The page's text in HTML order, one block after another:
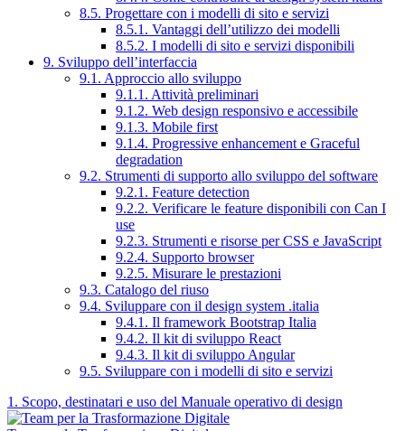
8.5. Progettare con i modelli di sito e servizi
8.5.1. Vantaggi dell’utilizzo dei modelli
8.5.2. I modelli di sito e servizi disponibili
9. Sviluppo dell’interfaccia
9.1. Approccio allo sviluppo
9.1.1. Attività preliminari
9.1.2. Web design responsivo e accessibile
9.1.3. Mobile first
9.1.4. Progressive enhancement e Graceful
degradation
9.2. Strumenti di supporto allo sviluppo del software
9.2.1. Feature detection
9.2.2. Verificare le feature disponibili con Can I
use
9.2.3. Strumenti e risorse per CSS e JavaScript
9.2.4. Supporto browser
9.2.5. Misurare le prestazioni
9.3. Catalogo del riuso
9.4. Sviluppare con il design system .italia
9.4.1. Il framework Bootstrap Italia
9.4.2. Il kit di sviluppo React
9.4.3. Il kit di sviluppo Angular
9.5. Sviluppare con i modelli di sito e servizi
1. Scopo, destinatari e uso del Manuale operativo di design